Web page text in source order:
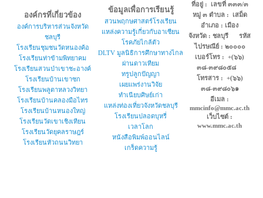
องค์กรที่เกี่ยวข้อง
องค์การบริหารส่วนจังหวัด
ชลบุรี
โรงเรียนชุมชนวัดหนองค้อ
โรงเรียนท่าข้ามพิทยาคม
โรงเรียนสวนป่าเขาชะอางค์
โรงเรียนบ้านเขาซก
โรงเรียนพลูตาหลวงวิทยา
โรงเรียนบ้านคลองมือไทร
โรงเรียนบ้านหนองใหญ่
โรงเรียนวัดเขาเชิงเทียน
โรงเรียนวัดยุคลราษฎร์
โรงเรียนหัวถนนวิทยา
ข้อมูลเพื่อการเรียนรู้
สวนพฤกษศาสตร์โรงเรียน
แหล่งความรู้เกี่ยวกับอาเซียน
โรคภัยไกล้ตัว
DLTV มูลนิธิการศึกษาทางไกล
ผ่านดาวเทียม
ทรูปลูกปัญญา
เผยแพร่งานวิจัย
ทำเนียบศิษย์เก่า
แหล่งท่องเที่ยวจังหวัดชลบุรี
โรงเรียนปลอดบุหรี่
เวลาโลก
หนังสือพิมพ์ออนไลน์
เกร็ดความรู้
ที่อยู่ : เลขที่ ๓๓๓/๓
หมู่ ๓ ตำบล : เสม็ด
อำเภอ : เมือง
จังหวัด : ชลบุรี รหัส
ไปรษณีย์ : ๒๐๐๐๐
เบอร์โทร : +(๖๖)
๓๘-๓๙๘๐๕๘
โทรสาร : +(๖๖)
๓๘-๓๙๘๐๖๑
อีเมล :
mmcinfo@mmc.ac.th
เว็บไซต์ :
www.mmc.ac.th